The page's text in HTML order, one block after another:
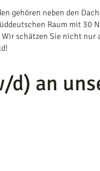
an
gehören neben den
Raum mit 30
schätzen Sie nicht